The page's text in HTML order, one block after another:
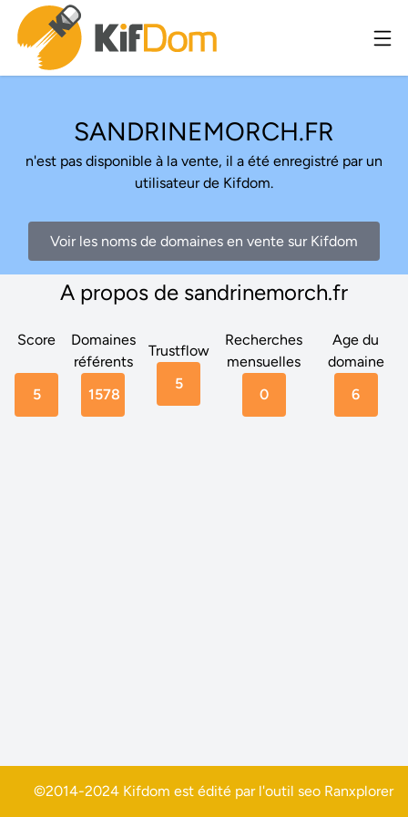
SANDRINEMORCH.FR
n'est pas disponible à la vente, il a été enregistré par un
utilisateur de Kifdom.
Voir les noms de domaines en vente sur Kifdom
A propos de sandrinemorch.fr
Score
5
Domaines
référents
1578
Trustflow
5
Recherches
mensuelles
0
Age du
domaine
6
©2014-2024 Kifdom est édité par l'outil seo Ranxplorer